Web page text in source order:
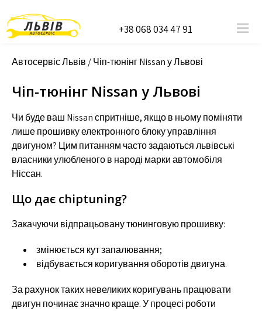
+38 068 034 47 91
Автосервіс Львів /Чіп-тюнінг Nissan у Львові
Чіп-тюнінг Nissan у Львові
Чи буде ваш Nissan спритніше, якщо в ньому поміняти
лише прошивку електронного блоку управління
двигуном? Цим питанням часто задаються львівські
власники улюбленого в народі марки автомобіля
Ніссан.
Що дає chiptuning?
Закачуючи відпрацьовану тюнинговую прошивку:
змінюється кут запалювання;
відбувається коригування оборотів двигуна.
За рахунок таких невеликих коригувань працювати
двигун починає значно краще. У процесі роботи